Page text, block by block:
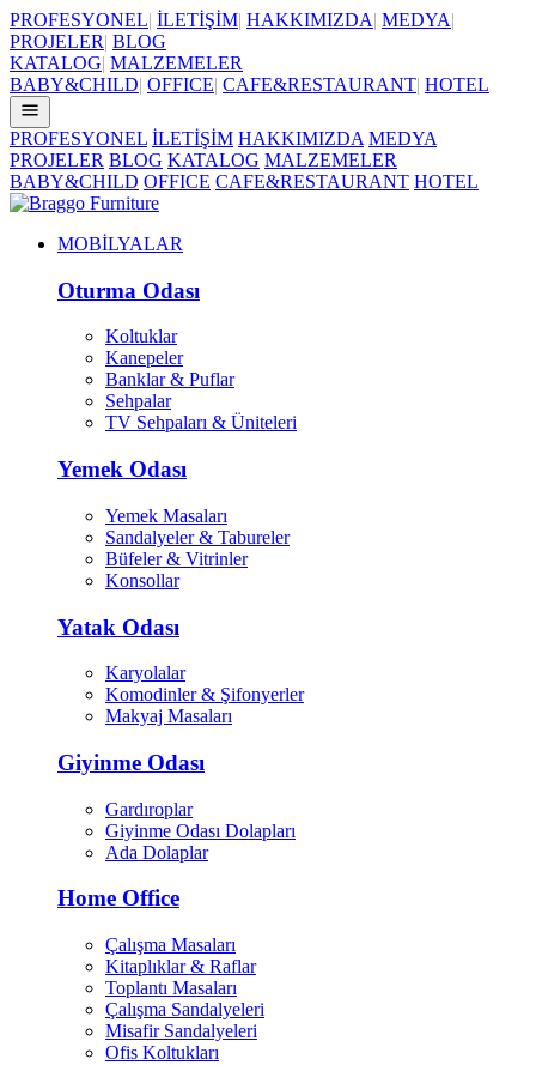
PROFESYONEL| İLETİŞİM| HAKKIMIZDA| MEDYA|
PROJELER| BLOG
KATALOG| MALZEMELER
BABY&CHILD| OFFICE| CAFE&RESTAURANT| HOTEL
PROFESYONEL İLETİŞİM HAKKIMIZDA MEDYA
PROJELER BLOG KATALOG MALZEMELER
BABY&CHILD OFFICE CAFE&RESTAURANT HOTEL
MOBİLYALAR
Oturma Odası
Koltuklar
Kanepeler
Banklar & Puflar
Sehpalar
TV Sehpaları & Üniteleri
Yemek Odası
Yemek Masaları
Sandalyeler & Tabureler
Büfeler & Vitrinler
Konsollar
Yatak Odası
Karyolalar
Komodinler & Şifonyerler
Makyaj Masaları
Giyinme Odası
Gardıroplar
Giyinme Odası Dolapları
Ada Dolaplar
Home Office
Çalışma Masaları
Kitaplıklar & Raflar
Toplantı Masaları
Çalışma Sandalyeleri
Misafir Sandalyeleri
Ofis Koltukları